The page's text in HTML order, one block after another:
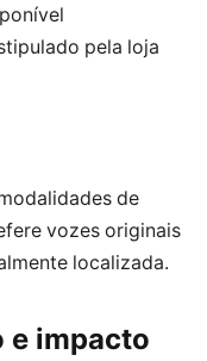
pela loja
de
vozes originais
localizada.
e impacto